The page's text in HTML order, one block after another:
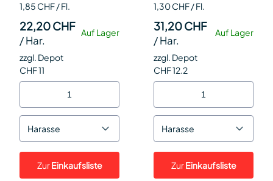
1,85 CHF / Fl.
Auf Lager
22,20 CHF
/Har.
zzgl. Depot
CHF 11
Harasse
ZurEinkaufsliste
1,30 CHF / Fl.
Auf Lager
31,20 CHF
/Har.
zzgl. Depot
CHF 12.2
Harasse
ZurEinkaufsliste